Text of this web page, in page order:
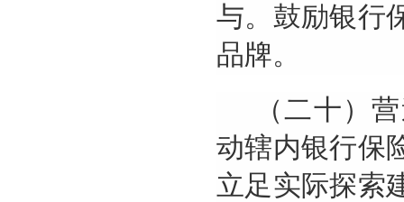
与。鼓励银行
品牌。
（二十）
动辖内银行保
立足实际探索